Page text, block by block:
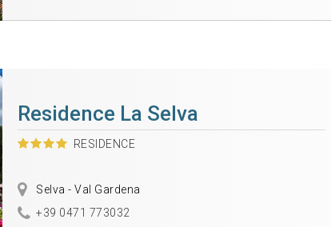
Residence La Selva
RESIDENCE
Selva - Val Gardena
+39 0471 773032